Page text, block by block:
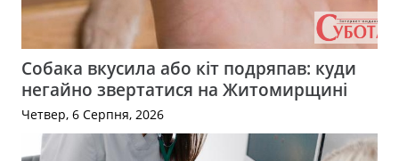
Собака вкусила або кіт подряпав: куди
негайно звертатися на Житомирщині
Четвер, 6 Серпня, 2026